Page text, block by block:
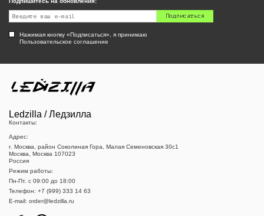
Подписаться
Нажимая кнопку «Подписаться», я принимаю
Пользовательское соглашение
Ledzilla / Ледзилла
Контакты:
Адрес:
г. Москва, район Соколиная Гора, Малая Семеновская 30с1
Москва, Москва 107023
Россия
Режим работы:
Пн-Пт. c 09:00 до 18:00
Телефон: +7 (999) 333 14 63
E-mail: order@ledzilla.ru